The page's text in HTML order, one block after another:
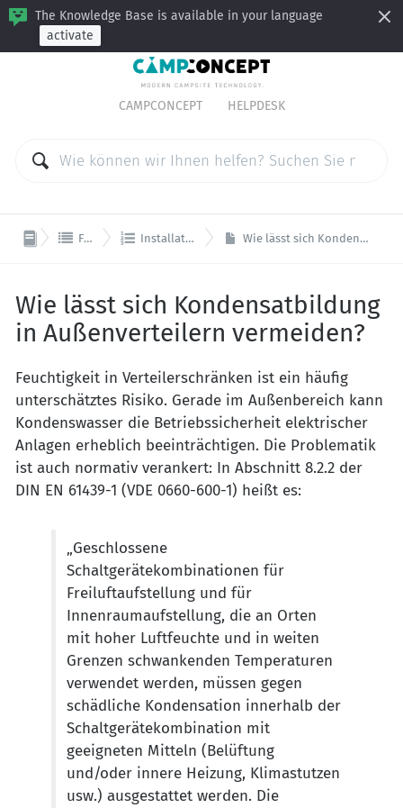
The Knowledge Base is available in your language
activate
CAMPCONCEPT HELPDESK
 Fernauslese  Installationsvoraussetzungen Wie lässt sich Kondensatbildung in Außenverteilern vermeiden?
Wie lässt sich Kondensatbildung
in Außenverteilern vermeiden?
Feuchtigkeit in Verteilerschränken ist ein häufig
unterschätztes Risiko. Gerade im Außenbereich kann
Kondenswasser die Betriebssicherheit elektrischer
Anlagen erheblich beeinträchtigen. Die Problematik
ist auch normativ verankert: In Abschnitt 8.2.2 der
DIN EN 61439-1 (VDE 0660-600-1) heißt es:
„Geschlossene
Schaltgerätekombinationen für
Freiluftaufstellung und für
Innenraumaufstellung, die an Orten
mit hoher Luftfeuchte und in weiten
Grenzen schwankenden Temperaturen
verwendet werden, müssen gegen
schädliche Kondensation innerhalb der
Schaltgerätekombination mit
geeigneten Mitteln (Belüftung
und/oder innere Heizung, Klimastutzen
usw.) ausgestattet werden. Die